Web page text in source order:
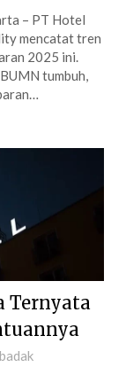
– PT Hotel
mencatat tren
2025 ini.
tumbuh,
Ternyata
badak